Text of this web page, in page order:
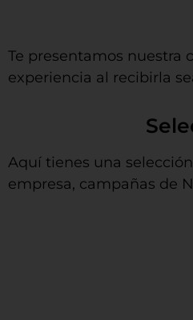
Te presentamos nuestra
experiencia al recibirla
Aquí tienes una
empresa, campañas de